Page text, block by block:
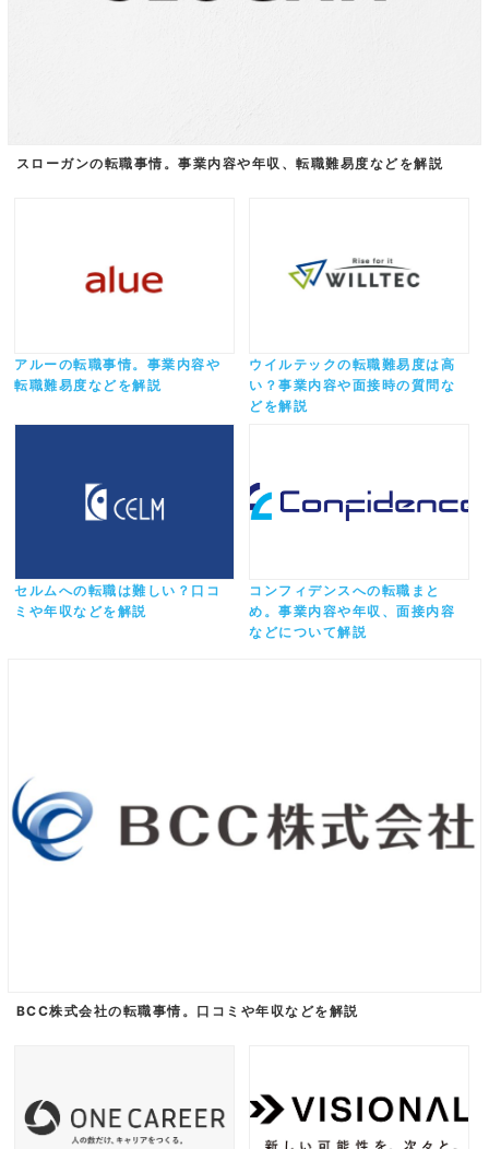
スローガンの転職事情。事業内容や年収、転職難易度などを解説
アルーの転職事情。事業内容や
転職難易度などを解説
ウイルテックの転職難易度は高
い？事業内容や面接時の質問な
どを解説
セルムへの転職は難しい？口コ
ミや年収などを解説
コンフィデンスへの転職まと
め。事業内容や年収、面接内容
などについて解説
BCC株式会社の転職事情。口コミや年収などを解説